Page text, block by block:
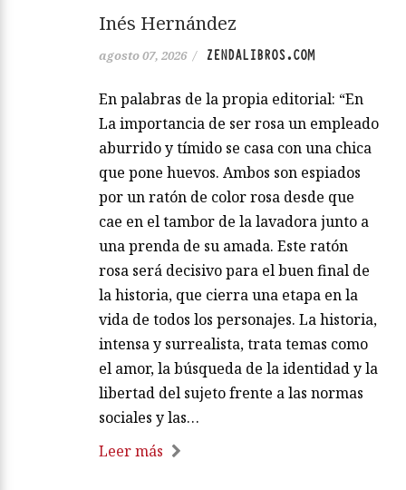
Inés Hernández
agosto 07, 2026 / ZENDALIBROS.COM
En palabras de la propia editorial: “En
La importancia de ser rosa un empleado
aburrido y tímido se casa con una chica
que pone huevos. Ambos son espiados
por un ratón de color rosa desde que
cae en el tambor de la lavadora junto a
una prenda de su amada. Este ratón
rosa será decisivo para el buen final de
la historia, que cierra una etapa en la
vida de todos los personajes. La historia,
intensa y surrealista, trata temas como
el amor, la búsqueda de la identidad y la
libertad del sujeto frente a las normas
sociales y las…
Leer más